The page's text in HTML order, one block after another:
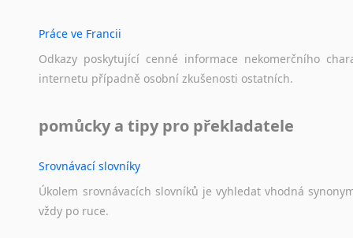
Práce ve Francii
Odkazy poskytující cenné informace nekomerčního
internetu případně osobní zkušenosti ostatních.
pomůcky a tipy pro překladatele
Srovnávací slovníky
Úkolem srovnávacích slovníků je vyhledat vhodná
vždy po ruce.